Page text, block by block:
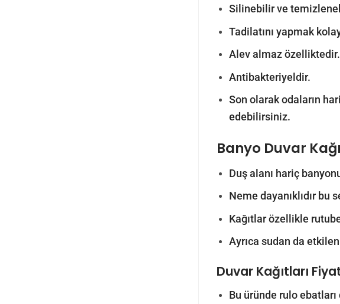
Silinebilir ve
Tadilatını yapmak
Alev almaz özelliktedir.
Antibakteriyeldir.
Son olarak odaların
edebilirsiniz.
Banyo Duvar
Duş alanı hariç
Neme dayanıklıdır bu
Kağıtlar özellikle
Ayrıca sudan da
Duvar Kağıtları
Bu üründe rulo